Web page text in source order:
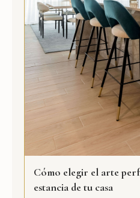
Cómo elegir el arte
estancia de tu casa